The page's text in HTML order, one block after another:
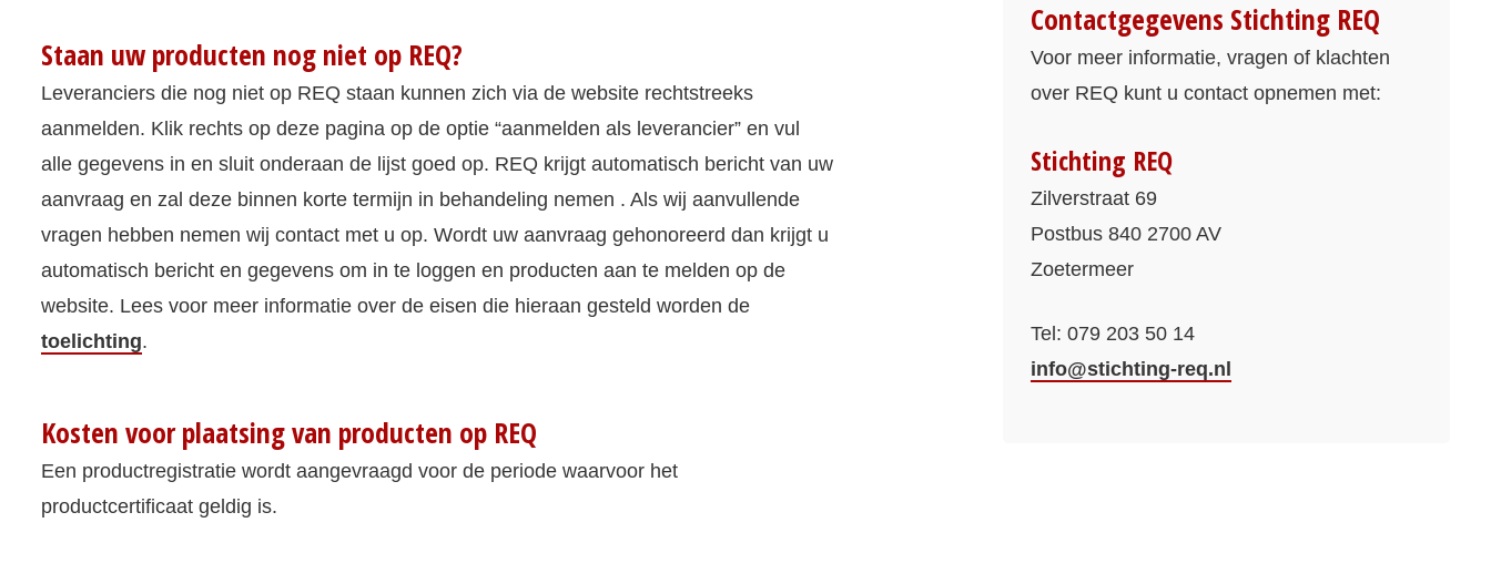
Staan uw producten nog niet op REQ?
Leveranciers die nog niet op REQ staan kunnen zich via de website rechtstreeks
aanmelden. Klik rechts op deze pagina op de optie “aanmelden als leverancier” en vul
alle gegevens in en sluit onderaan de lijst goed op. REQ krijgt automatisch bericht van uw
aanvraag en zal deze binnen korte termijn in behandeling nemen . Als wij aanvullende
vragen hebben nemen wij contact met u op. Wordt uw aanvraag gehonoreerd dan krijgt u
automatisch bericht en gegevens om in te loggen en producten aan te melden op de
website. Lees voor meer informatie over de eisen die hieraan gesteld worden de
toelichting.
Kosten voor plaatsing van producten op REQ
Een productregistratie wordt aangevraagd voor de periode waarvoor het
productcertificaat geldig is.
Contactgegevens Stichting REQ
Voor meer informatie, vragen of klachten
over REQ kunt u contact opnemen met:
Stichting REQ
Zilverstraat 69
Postbus 840 2700 AV
Zoetermeer
Tel: 079 203 50 14
info@stichting-req.nl